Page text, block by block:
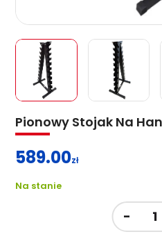
Pionowy Stojak Na
589.00zł
Na stanie